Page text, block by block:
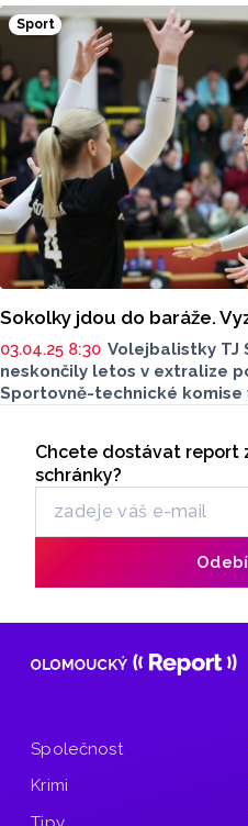
budou hrát všechny utkání
hokejovou halu ve výstavbě
pelhřimovském azylu nelze
extraligových norem. Proto
i svá domácí utkání v
Sport
Sokolky jdou do baráže.
03.04.25 8:30 Volejbalistky TJ
neskončily letos v extralize
Sportovně-technické komise
jsou letos Lvice Praha,
České Budějovice.
Odběr
Chcete dostávat report
schránky?
Společnost
Krimi